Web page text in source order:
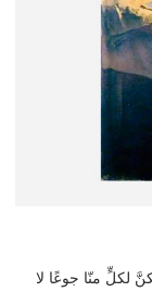
لكلٍّ منّا جوعًا لا